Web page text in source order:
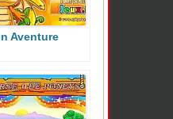
Aventure